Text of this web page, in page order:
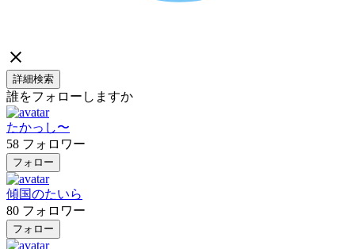
詳細検索
誰をフォローしますか
たかっし〜
58 フォロワー
フォロー
傾国のたいら
80 フォロワー
フォロー